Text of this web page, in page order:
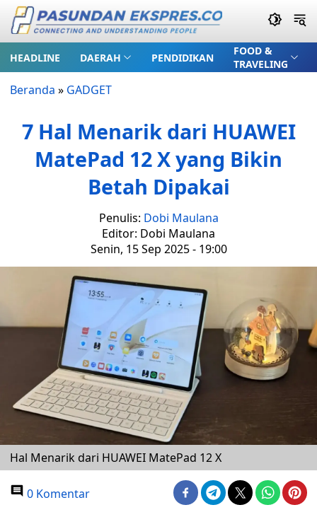
HEADLINE DAERAH PENDIDIKAN
FOOD &
TRAVELING
Beranda » GADGET
7 Hal Menarik dari HUAWEI
MatePad 12 X yang Bikin
Betah Dipakai
Penulis: Dobi Maulana
Editor: Dobi Maulana
Senin, 15 Sep 2025 - 19:00
Hal Menarik dari HUAWEI MatePad 12 X
0 Komentar